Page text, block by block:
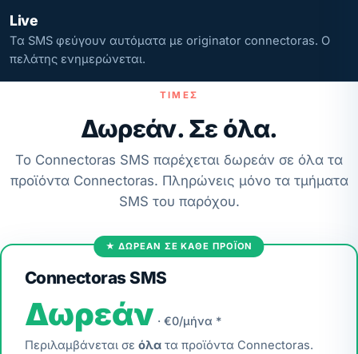
Live
Τα SMS φεύγουν αυτόματα με originator connectoras. Ο
πελάτης ενημερώνεται.
ΤΙΜΈΣ
Δωρεάν. Σε όλα.
Το Connectoras SMS παρέχεται δωρεάν σε όλα τα
προϊόντα Connectoras. Πληρώνεις μόνο τα τμήματα
SMS του παρόχου.
★ ΔΩΡΕΆΝ ΣΕ ΚΆΘΕ ΠΡΟΪΌΝ
Connectoras SMS
Δωρεάν · €0/μήνα *
Περιλαμβάνεται σε όλατα προϊόντα Connectoras.